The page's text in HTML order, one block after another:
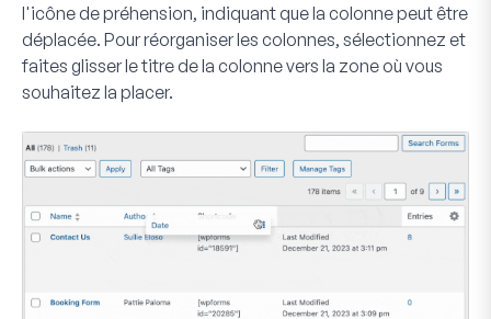
l'icône de préhension, indiquant que la colonne peut être
déplacée. Pour réorganiser les colonnes, sélectionnez et
faites glisser le titre de la colonne vers la zone où vous
souhaitez la placer.